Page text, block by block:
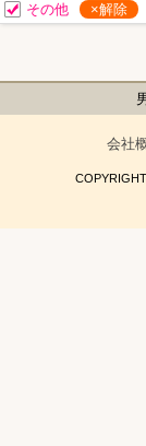
その他
×解除
会社